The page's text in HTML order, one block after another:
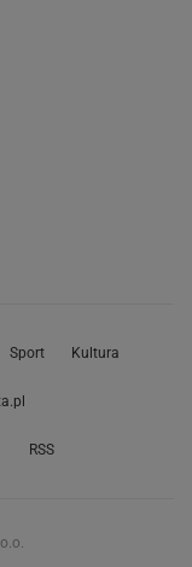
Sport Kultura
RSS